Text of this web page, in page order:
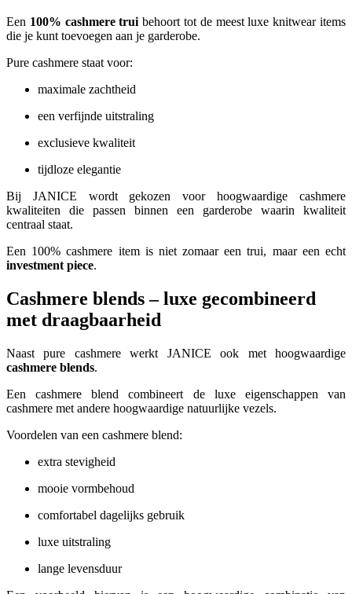
Een 100% cashmere trui behoort tot de meest luxe knitwear items
die je kunt toevoegen aan je garderobe.
Pure cashmere staat voor:
maximale zachtheid
een verfijnde uitstraling
exclusieve kwaliteit
tijdloze elegantie
Bij JANICE wordt gekozen voor hoogwaardige cashmere
kwaliteiten die passen binnen een garderobe waarin kwaliteit
centraal staat.
Een 100% cashmere item is niet zomaar een trui, maar een echt
investment piece.
Cashmere blends – luxe gecombineerd
met draagbaarheid
Naast pure cashmere werkt JANICE ook met hoogwaardige
cashmere blends.
Een cashmere blend combineert de luxe eigenschappen van
cashmere met andere hoogwaardige natuurlijke vezels.
Voordelen van een cashmere blend:
extra stevigheid
mooie vormbehoud
comfortabel dagelijks gebruik
luxe uitstraling
lange levensduur